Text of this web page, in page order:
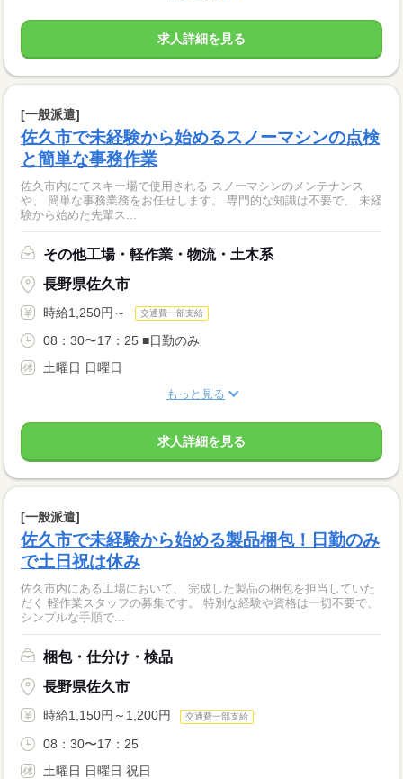
求人詳細を見る
[一般派遣]
佐久市で未経験から始めるスノーマシンの点検
と簡単な事務作業
佐久市内にてスキー場で使用される スノーマシンのメンテナンス
や、 簡単な事務業務をお任せします。 専門的な知識は不要で、 未経
験から始めた先輩ス...
その他工場・軽作業・物流・土木系
長野県佐久市
時給1,250円～ 交通費一部支給
08：30〜17：25 ■日勤のみ
土曜日 日曜日
もっと見る
求人詳細を見る
[一般派遣]
佐久市で未経験から始める製品梱包！日勤のみ
で土日祝は休み
佐久市内にある工場において、 完成した製品の梱包を担当していた
だく 軽作業スタッフの募集です。 特別な経験や資格は一切不要で、
シンプルな手順で...
梱包・仕分け・検品
長野県佐久市
時給1,150円～1,200円 交通費一部支給
08：30〜17：25
土曜日 日曜日 祝日